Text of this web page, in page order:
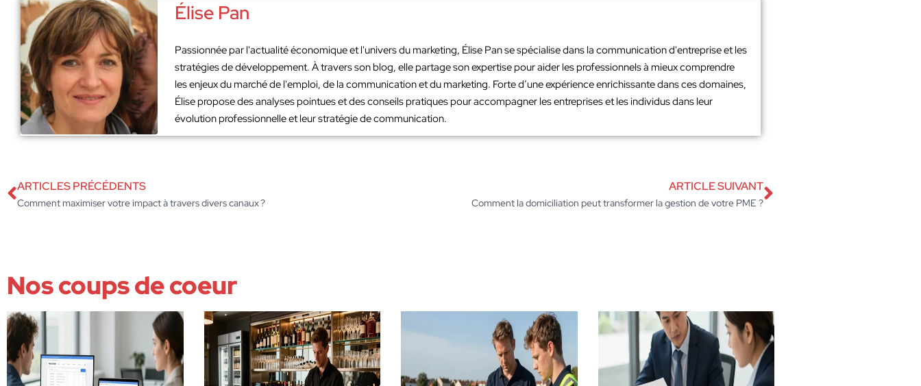
Élise Pan
Passionnée par l'actualité économique et l'univers du marketing, Élise Pan se spécialise dans la communication d'entreprise et les
stratégies de développement. À travers son blog, elle partage son expertise pour aider les professionnels à mieux comprendre
les enjeux du marché de l'emploi, de la communication et du marketing. Forte d’une expérience enrichissante dans ces domaines,
Élise propose des analyses pointues et des conseils pratiques pour accompagner les entreprises et les individus dans leur
évolution professionnelle et leur stratégie de communication.
ARTICLES PRÉCÉDENTS
Comment maximiser votre impact à travers divers canaux ?
ARTICLE SUIVANT
Comment la domiciliation peut transformer la gestion de votre PME ?
Nos coups de coeur